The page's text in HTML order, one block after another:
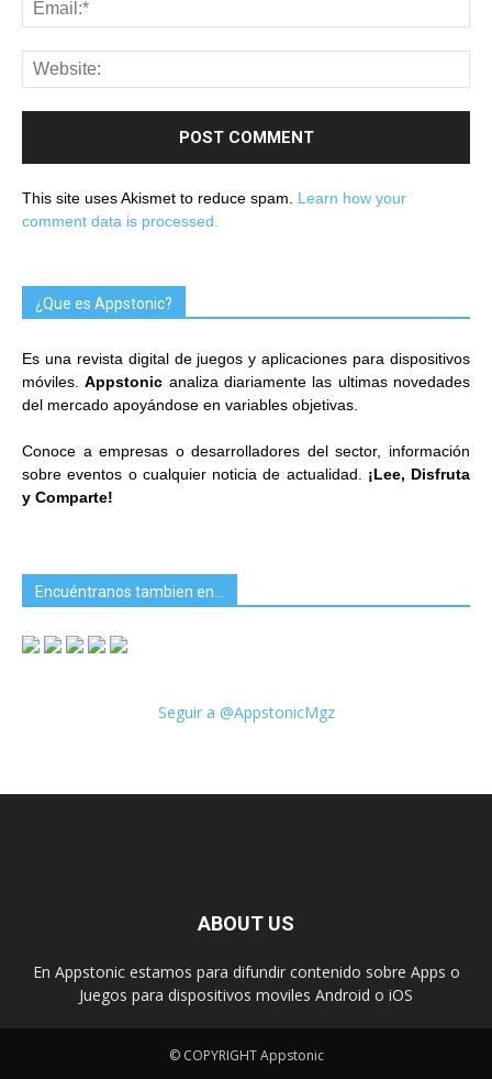
This site uses Akismet to reduce spam. Learn how your
comment data is processed.
¿Que es Appstonic?
Es una revista digital de juegos y aplicaciones para dispositivos
móviles.Appstonic analiza diariamente las ultimas novedades
del mercado apoyándose en variables objetivas.
Conoce a empresas o desarrolladores del sector, información
sobre eventos o cualquier noticia de actualidad. ¡Lee, Disfruta
y Comparte!
Encuéntranos tambien en…
Seguir a @AppstonicMgz
ABOUT US
En Appstonic estamos para difundir contenido sobre Apps o
Juegos para dispositivos moviles Android o iOS
© COPYRIGHT Appstonic